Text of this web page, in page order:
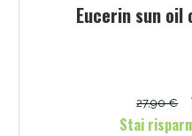
Eucerin sun
27,90 €
Stai